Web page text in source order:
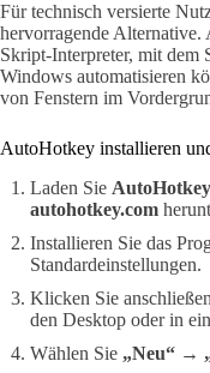
Für technisch versierte
hervorragende
Skript-Interpreter, mit dem
Windows automatisieren
von Fenstern im
AutoHotkey installieren
Laden Sie AutoHotkey
autohotkey.com
Installieren Sie das
Standardeinstellungen.
Klicken Sie
den Desktop oder in
Wählen Sie „Neu“ →